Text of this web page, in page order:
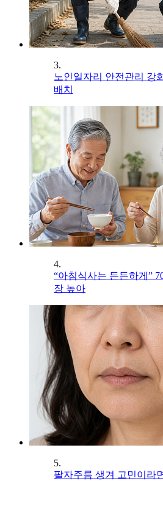
3.
노인일자리 안전관리 강
배치
4.
“아침식사는 든든하게”
장 높아
5.
팔자주름 생겨 고민이라